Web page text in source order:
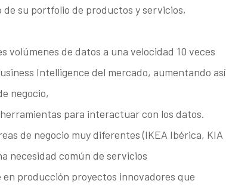
su portfolio de productos y servicios,
volúmenes de datos a una velocidad 10 veces
Intelligence del mercado, aumentando así
negocio,
para interactuar con los datos.
de negocio muy diferentes (IKEA Ibérica, KIA
necesidad común de servicios
producción proyectos innovadores que